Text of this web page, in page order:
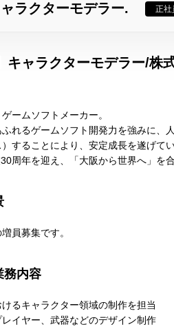
ャラクターモデラー. 正社
キャラクターモデラー/株
ームソフトメーカー。
れるゲームソフト開発力を強みに、
することにより、安定成長を遂げてい
周年を迎え、「大阪から世界へ」を
員募集です。
務内容
けるキャラクター領域の制作を担当
レイヤー、武器などのデザイン制作